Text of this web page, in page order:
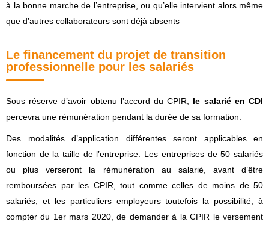
à la bonne marche de l’entreprise, ou qu’elle intervient alors même
que d’autres collaborateurs sont déjà absents
Le financement du projet de transition
professionnelle pour les salariés
Sous réserve d’avoir obtenu l’accord du CPIR, le salarié en CDI
percevra une rémunération pendant la durée de sa formation.
Des modalités d’application différentes seront applicables en
fonction de la taille de l’entreprise. Les entreprises de 50 salariés
ou plus verseront la rémunération au salarié, avant d’être
remboursées par les CPIR, tout comme celles de moins de 50
salariés, et les particuliers employeurs toutefois la possibilité, à
compter du 1er mars 2020, de demander à la CPIR le versement